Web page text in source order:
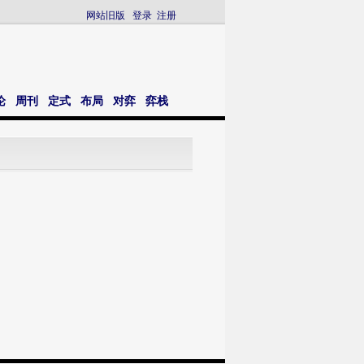
网站旧版 登录 注册
周刊 定式 布局 对弈 弈栈